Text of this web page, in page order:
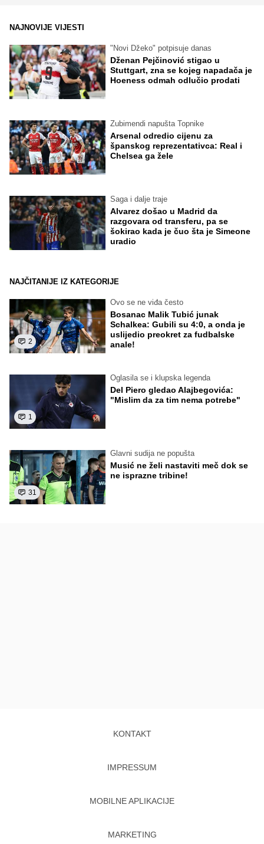
NAJNOVIJE VIJESTI
"Novi Džeko" potpisuje danas
Dženan Pejčinović stigao u
Stuttgart, zna se kojeg napadača je
Hoeness odmah odlučio prodati
Zubimendi napušta Topnike
Arsenal odredio cijenu za
španskog reprezentativca: Real i
Chelsea ga žele
Saga i dalje traje
Alvarez došao u Madrid da
razgovara od transferu, pa se
šokirao kada je čuo šta je Simeone
uradio
NAJČITANIJE IZ KATEGORIJE
2
Ovo se ne viđa često
Bosanac Malik Tubić junak
Schalkea: Gubili su 4:0, a onda je
uslijedio preokret za fudbalske
anale!
1
Oglasila se i klupska legenda
Del Piero gledao Alajbegovića:
"Mislim da za tim nema potrebe"
31
Glavni sudija ne popušta
Musić ne želi nastaviti meč dok se
ne isprazne tribine!
KONTAKT
IMPRESSUM
MOBILNE APLIKACIJE
MARKETING